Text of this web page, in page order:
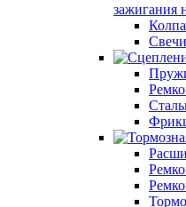
зажигания
Свечи